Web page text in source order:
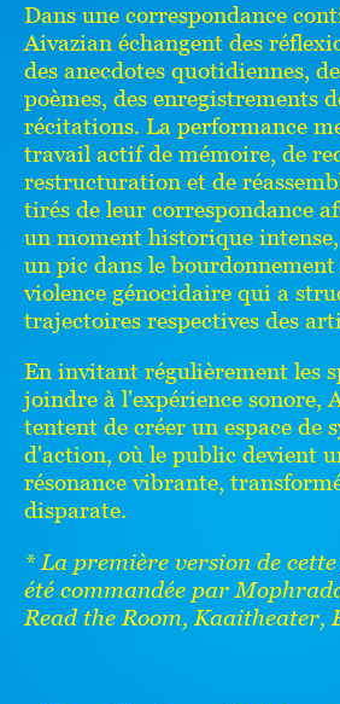
Dans une correspondance
Aivazian échangent des
des anecdotes quotidiennes,
poèmes, des enregistrements
récitations. La performance
travail actif de mémoire, de
restructuration et de
tirés de leur correspondance
un moment historique
un pic dans le bourdonnement
violence génocidaire qui a
trajectoires respectives des
En invitant régulièrement les
joindre à l'expérience sonore,
tentent de créer un espace de
d'action, où le public devient
résonance vibrante,
disparate.
* La première version de
été commandée par
Read the Room, Kaaitheater,